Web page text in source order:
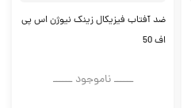
ضد آفتاب فیزیکال زینک نیوژن اس پی
اف 50
ــــــ ناموجود ــــــ